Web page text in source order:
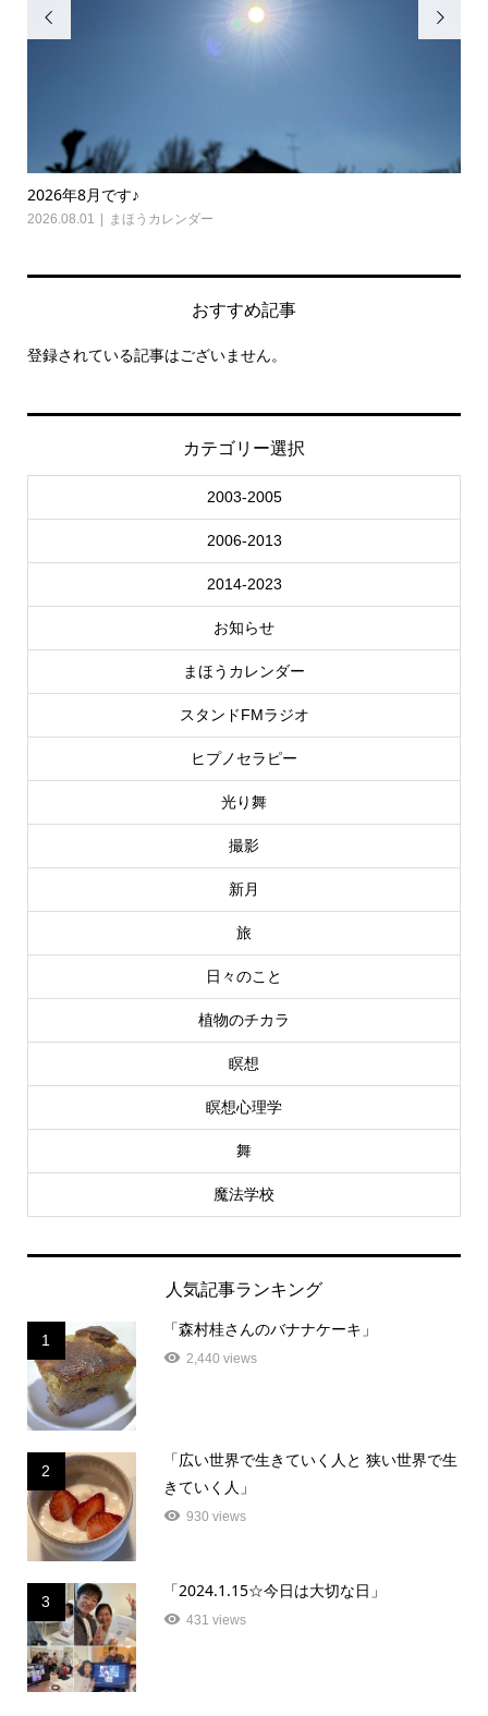

2026年8月です♪
2026.08.01 まほうカレンダー

おすすめ記事
登録されている記事はございません。
カテゴリー選択
2003-2005
2006-2013
2014-2023
お知らせ
まほうカレンダー
スタンドFMラジオ
ヒプノセラピー
光り舞
撮影
新月
旅
日々のこと
植物のチカラ
瞑想
瞑想心理学
舞
魔法学校
人気記事ランキング
1
「森村桂さんのバナナケーキ」
2,440 views
2
「広い世界で生きていく人と 狭い世界で生
きていく人」
930 views
3
「2024.1.15☆今日は大切な日」
431 views